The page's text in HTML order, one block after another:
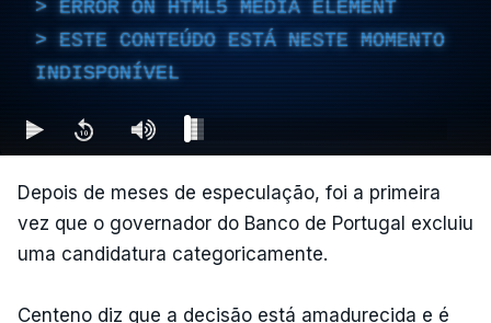
ERROR ON HTML5 MEDIA ELEMENT
ESTE CONTEÚDO ESTÁ NESTE MOMENTO
INDISPONÍVEL
Depois de meses de especulação, foi a primeira
vez que o governador do Banco de Portugal excluiu
uma candidatura categoricamente.
Centeno diz que a decisão está amadurecida e é